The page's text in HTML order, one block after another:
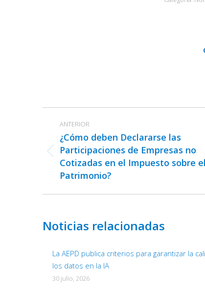
entre
publicaciones
ANTERIOR
Publicación
anterior:
¿Cómo deben Declararse las
Participaciones de Empresas no
Cotizadas en el Impuesto sobre el
Patrimonio?
Noticias relacionadas
La AEPD publica criterios para garantizar la
los datos en la IA
30 julio, 2026